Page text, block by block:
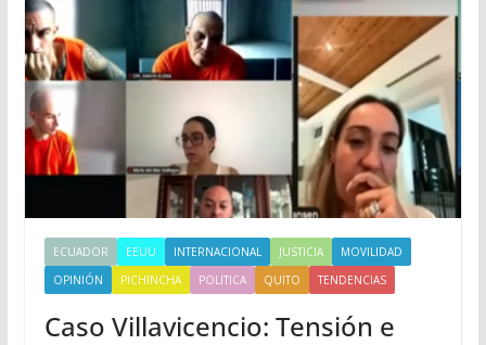
ECUADOR EEUU INTERNACIONAL JUSTICIA
MOVILIDAD
OPINIÓN
PICHINCHA POLITICA QUITO TENDENCIAS
Caso Villavicencio: Tensión e